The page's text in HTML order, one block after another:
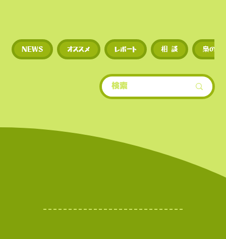
◼︎新規トークンや草コイ
期に上場するため、投資
多い。
​• 世界的にもトップクラ
• 新規トークンや草コイ
期に上場するため、投資
世界的にもトップクラ世
NEWS オススメ レポート 相 談 梟のひ